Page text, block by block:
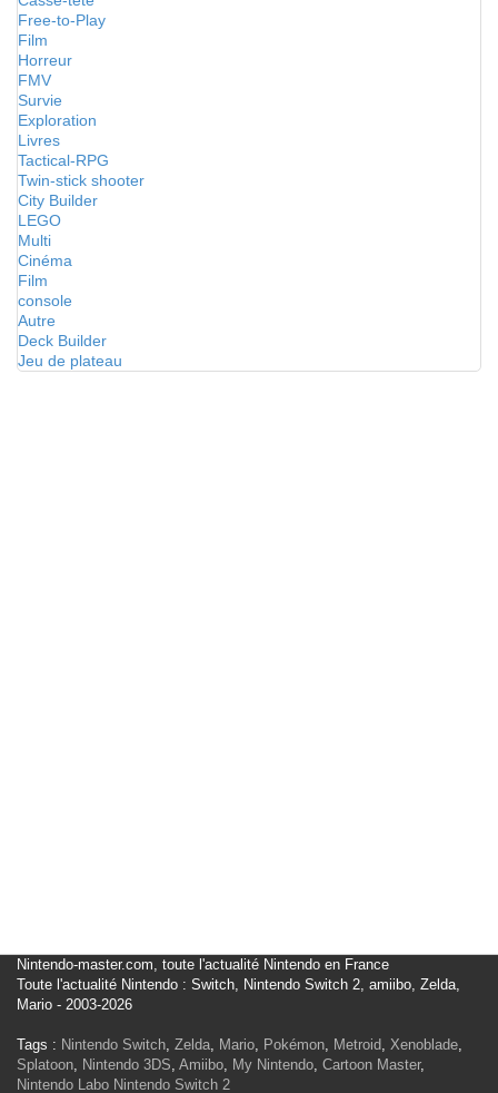
Free-to-Play
Film
Horreur
FMV
Survie
Exploration
Livres
Tactical-RPG
Twin-stick shooter
City Builder
LEGO
Multi
Cinéma
Film
console
Autre
Deck Builder
Jeu de plateau
Nintendo-master.com, toute l'actualité Nintendo en France
Toute l'actualité Nintendo : Switch, Nintendo Switch 2, amiibo, Zelda,
Mario - 2003-2026
Tags : Nintendo Switch, Zelda, Mario, Pokémon, Metroid, Xenoblade,
Splatoon, Nintendo 3DS, Amiibo, My Nintendo, Cartoon Master,
Nintendo Labo Nintendo Switch 2